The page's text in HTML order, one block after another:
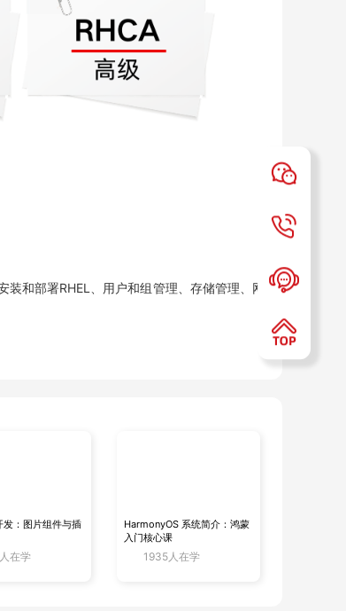
和部署RHEL、用户和组管理、存储管理、网
发：图片组件与插
在学
HarmonyOS 系统简介：鸿蒙
入门核心课
1935人在学